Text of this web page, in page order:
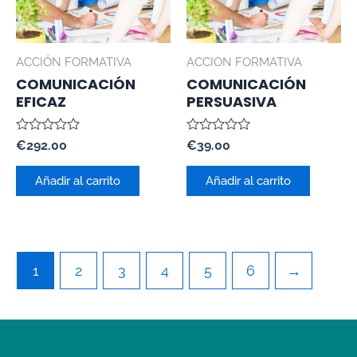
ACCIÓN FORMATIVA
COMUNICACIÓN
EFICAZ
Valorado
0
€292.00
Añadir al carrito
ACCION FORMATIVA
COMUNICACIÓN
PERSUASIVA
Valorado
con
0
€39.00
Añadir al carrito
1 2 3 4 5 6 →